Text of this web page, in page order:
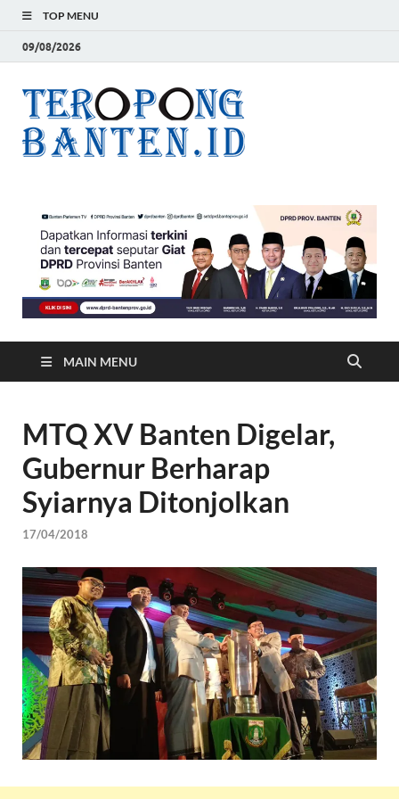
TOP MENU
09/08/2026
MAIN MENU
MTQ XV Banten Digelar,
Gubernur Berharap
Syiarnya Ditonjolkan
17/04/2018